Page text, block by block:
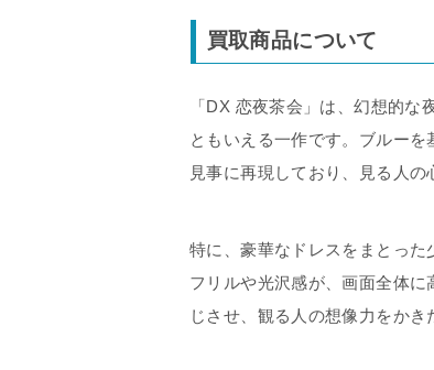
買取商品について
「DX 恋夜茶会」は、幻想的
ともいえる一作です。ブルー
見事に再現しており、見る人の
特に、豪華なドレスをまとっ
フリルや光沢感が、画面全体
じさせ、観る人の想像力をかき